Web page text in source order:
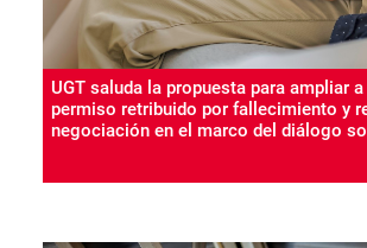
UGT saluda la propuesta para ampliar
permiso retribuido por fallecimiento y
negociación en el marco del diálogo